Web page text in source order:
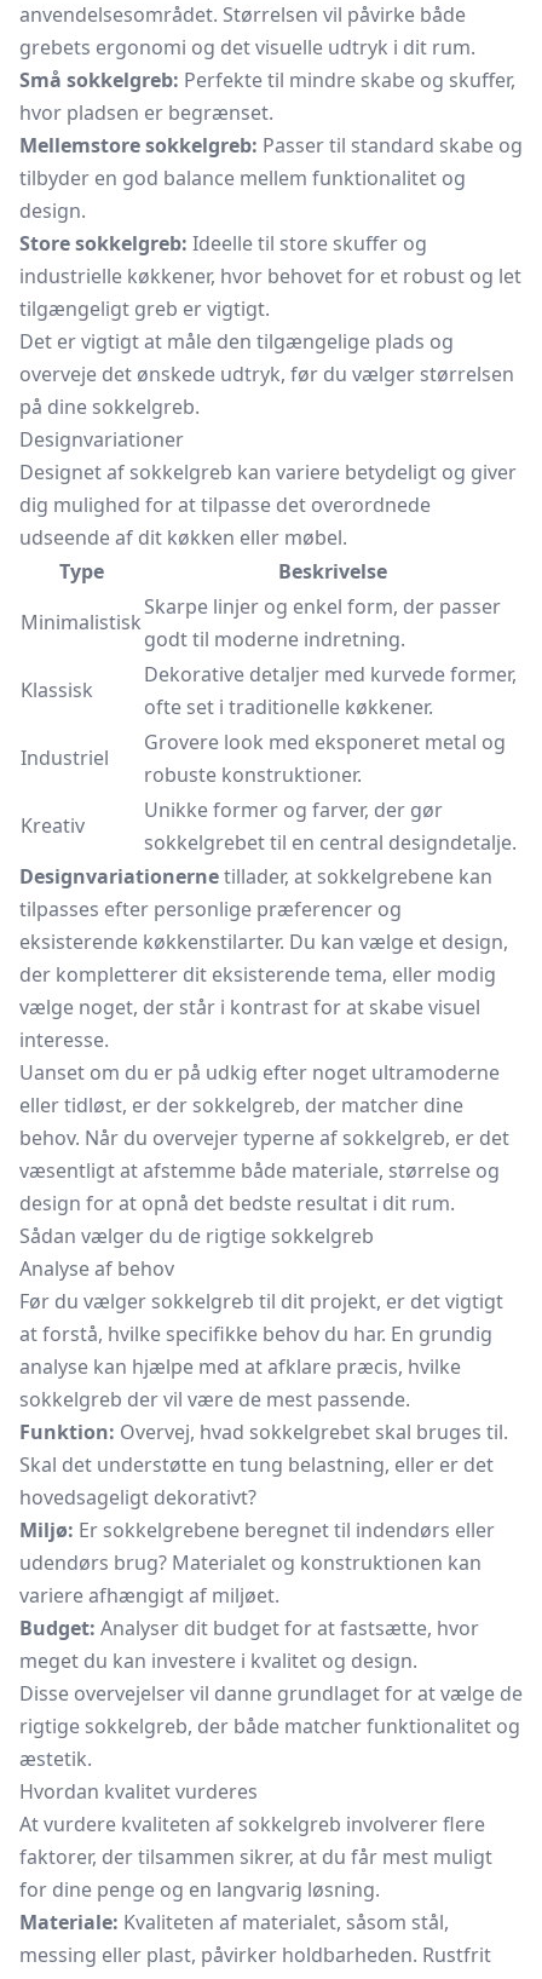
anvendelsesområdet. Størrelsen vil påvirke både
grebets ergonomi og det visuelle udtryk i dit rum.
Små sokkelgreb: Perfekte til mindre skabe og skuffer,
hvor pladsen er begrænset.
Mellemstore sokkelgreb: Passer til standard skabe og
tilbyder en god balance mellem funktionalitet og
design.
Store sokkelgreb: Ideelle til store skuffer og
industrielle køkkener, hvor behovet for et robust og let
tilgængeligt greb er vigtigt.
Det er vigtigt at måle den tilgængelige plads og
overveje det ønskede udtryk, før du vælger størrelsen
på dine sokkelgreb.
Designvariationer
Designet af sokkelgreb kan variere betydeligt og giver
dig mulighed for at tilpasse det overordnede
udseende af dit køkken eller møbel.
Type
Beskrivelse
Minimalistisk
Skarpe linjer og enkel form, der passer
godt til moderne indretning.
Klassisk
Dekorative detaljer med kurvede former,
ofte set i traditionelle køkkener.
Industriel
Grovere look med eksponeret metal og
robuste konstruktioner.
Kreativ
Unikke former og farver, der gør
sokkelgrebet til en central designdetalje.
Designvariationernetillader, at sokkelgrebene kan
tilpasses efter personlige præferencer og
eksisterende køkkenstilarter. Du kan vælge et design,
der kompletterer dit eksisterende tema, eller modig
vælge noget, der står i kontrast for at skabe visuel
interesse.
Uanset om du er på udkig efter noget ultramoderne
eller tidløst, er der sokkelgreb, der matcher dine
behov. Når du overvejer typerne af sokkelgreb, er det
væsentligt at afstemme både materiale, størrelse og
design for at opnå det bedste resultat i dit rum.
Sådan vælger du de rigtige sokkelgreb
Analyse af behov
Før du vælger sokkelgreb til dit projekt, er det vigtigt
at forstå, hvilke specifikke behov du har. En grundig
analyse kan hjælpe med at afklare præcis, hvilke
sokkelgreb der vil være de mest passende.
Funktion: Overvej, hvad sokkelgrebet skal bruges til.
Skal det understøtte en tung belastning, eller er det
hovedsageligt dekorativt?
Miljø: Er sokkelgrebene beregnet til indendørs eller
udendørs brug? Materialet og konstruktionen kan
variere afhængigt af miljøet.
Budget: Analyser dit budget for at fastsætte, hvor
meget du kan investere i kvalitet og design.
Disse overvejelser vil danne grundlaget for at vælge de
rigtige sokkelgreb, der både matcher funktionalitet og
æstetik.
Hvordan kvalitet vurderes
At vurdere kvaliteten af sokkelgreb involverer flere
faktorer, der tilsammen sikrer, at du får mest muligt
for dine penge og en langvarig løsning.
Materiale: Kvaliteten af materialet, såsom stål,
messing eller plast, påvirker holdbarheden. Rustfrit